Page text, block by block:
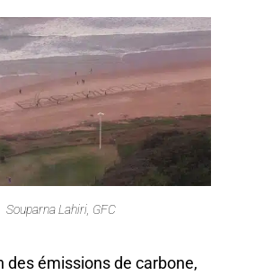
Souparna Lahiri, GFC
des émissions de carbone,